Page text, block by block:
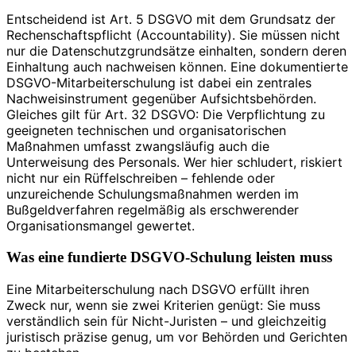
Entscheidend ist Art. 5 DSGVO mit dem Grundsatz der
Rechenschaftspflicht (Accountability). Sie müssen nicht
nur die Datenschutzgrundsätze einhalten, sondern deren
Einhaltung auch nachweisen können. Eine dokumentierte
DSGVO-Mitarbeiterschulung ist dabei ein zentrales
Nachweisinstrument gegenüber Aufsichtsbehörden.
Gleiches gilt für Art. 32 DSGVO: Die Verpflichtung zu
geeigneten technischen und organisatorischen
Maßnahmen umfasst zwangsläufig auch die
Unterweisung des Personals. Wer hier schludert, riskiert
nicht nur ein Rüffelschreiben – fehlende oder
unzureichende Schulungsmaßnahmen werden im
Bußgeldverfahren regelmäßig als erschwerender
Organisationsmangel gewertet.
Was eine fundierte DSGVO-Schulung leisten muss
Eine Mitarbeiterschulung nach DSGVO erfüllt ihren
Zweck nur, wenn sie zwei Kriterien genügt: Sie muss
verständlich sein für Nicht-Juristen – und gleichzeitig
juristisch präzise genug, um vor Behörden und Gerichten